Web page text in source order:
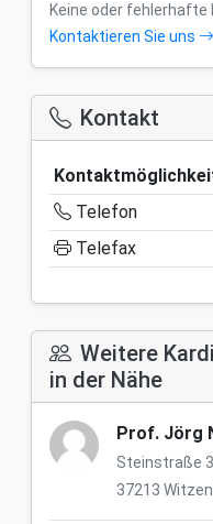
Keine oder
Kontaktieren Sie uns
Kontakt
Telefon
Telefax
Weitere
in der Nähe
Prof. Jörg
Steinstraße
37213